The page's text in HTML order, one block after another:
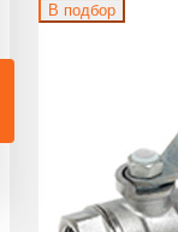
В подбор